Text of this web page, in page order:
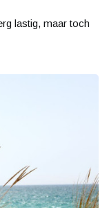
lastig, maar toch